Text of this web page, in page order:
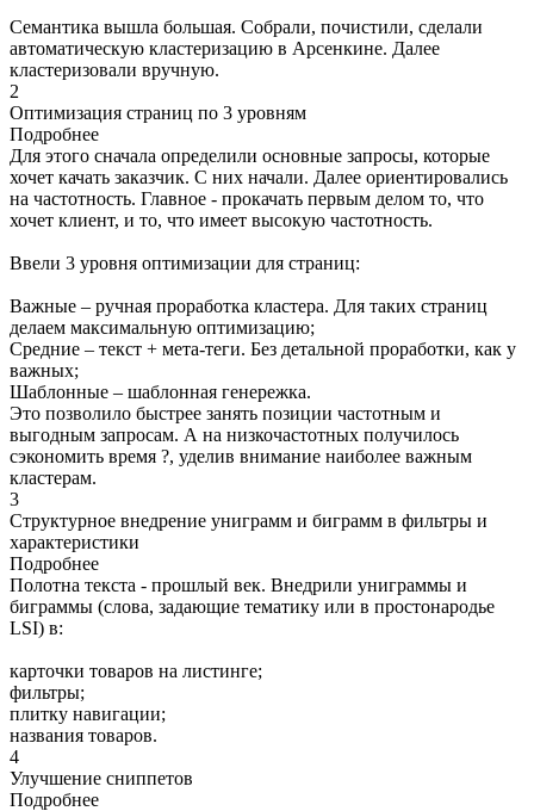
Семантика вышла большая. Собрали, почистили, сделали
автоматическую кластеризацию в Арсенкине. Далее
кластеризовали вручную.
2
Оптимизация страниц по 3 уровням
Подробнее
Для этого сначала определили основные запросы, которые
хочет качать заказчик. С них начали. Далее ориентировались
на частотность. Главное - прокачать первым делом то, что
хочет клиент, и то, что имеет высокую частотность.
Ввели 3 уровня оптимизации для страниц:
Важные – ручная проработка кластера. Для таких страниц
делаем максимальную оптимизацию;
Средние – текст + мета-теги. Без детальной проработки, как у
важных;
Шаблонные – шаблонная генережка.
Это позволило быстрее занять позиции частотным и
выгодным запросам. А на низкочастотных получилось
сэкономить время ?, уделив внимание наиболее важным
кластерам.
3
Структурное внедрение униграмм и биграмм в фильтры и
характеристики
Подробнее
Полотна текста - прошлый век. Внедрили униграммы и
биграммы (слова, задающие тематику или в простонародье
LSI) в:
карточки товаров на листинге;
фильтры;
плитку навигации;
названия товаров.
4
Улучшение сниппетов
Подробнее